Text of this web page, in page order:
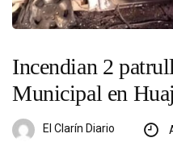
Incendian 2
Municipal en
El Clarín Diario